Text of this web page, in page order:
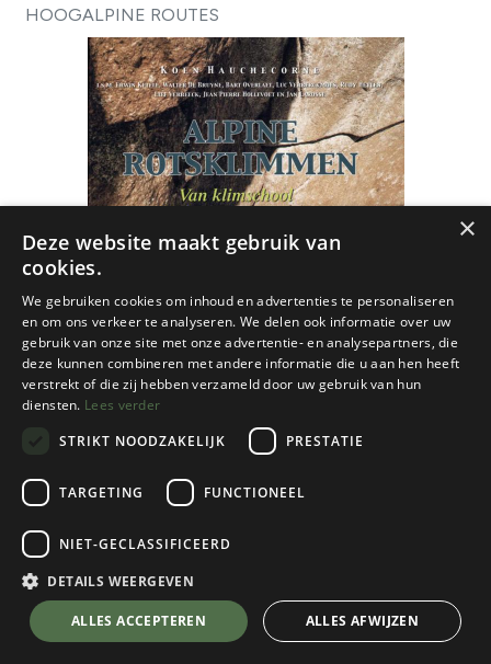
HOOGALPINE ROUTES
KBF
Alpine Rotsklimmen - Van Klimschool tot
Hoogalpine Routes
💬 Stel je vraag over dit product via WhatsApp
×
Deze website maakt gebruik van
cookies.
We gebruiken cookies om inhoud en advertenties te personaliseren
en om ons verkeer te analyseren. We delen ook informatie over uw
gebruik van onze site met onze advertentie- en analysepartners, die
deze kunnen combineren met andere informatie die u aan hen heeft
verstrekt of die zij hebben verzameld door uw gebruik van hun
diensten. Lees verder
STRIKT NOODZAKELIJK
PRESTATIE
TARGETING FUNCTIONEEL
NIET-GECLASSIFICEERD
DETAILS WEERGEVEN
ALLES ACCEPTEREN ALLES AFWIJZEN